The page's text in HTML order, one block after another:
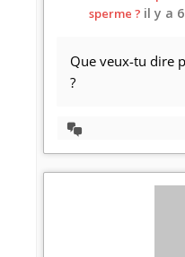
sperme ? il y a
Que veux-tu dire
?